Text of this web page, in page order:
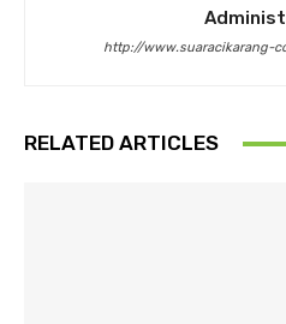
http://www.suaracikarang-
RELATED ARTICLES